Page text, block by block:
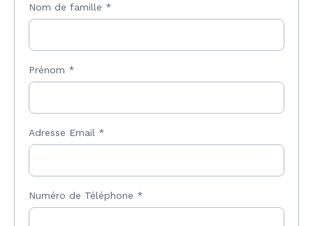
Nom de famille *
Prénom *
Adresse Email *
Numéro de Téléphone *